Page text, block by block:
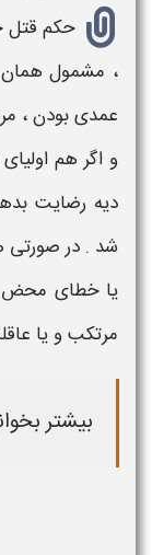
حکم قتل
، مشمول همان
عمدی بودن ،
و اگر هم
دیه رضایت
شد . در صورتی
یا خطای محض
مرتکب و یا
بیشتر